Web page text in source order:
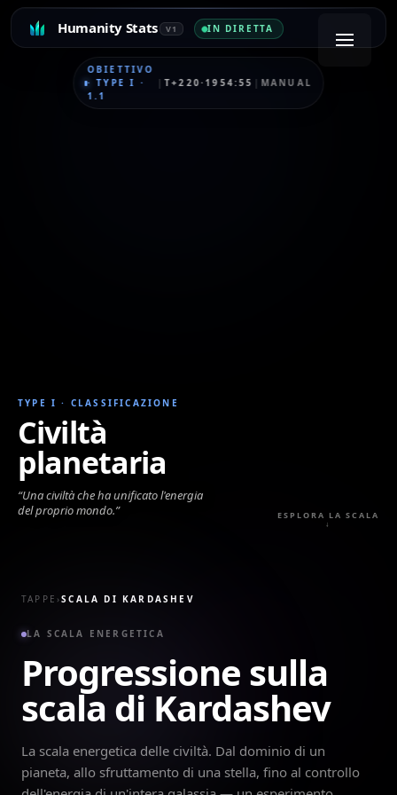
Humanity Stats V1 IN DIRETTA
OBIETTIVO
·TYPE I ·
1.1
|T+220·1954:55 | MANUAL
TYPE I · CLASSIFICAZIONE
Civiltà
planetaria
“Una civiltà che ha unificato l'energia
del proprio mondo.” ESPLORA LA SCALA
↓
TAPPE ›SCALA DI KARDASHEV
LA SCALA ENERGETICA
Progressione sulla
scala di Kardashev
La scala energetica delle civiltà. Dal dominio di un
pianeta, allo sfruttamento di una stella, fino al controllo